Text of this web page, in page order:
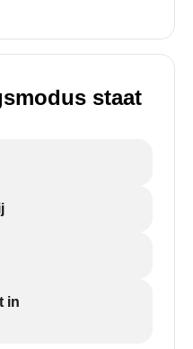
staat
in